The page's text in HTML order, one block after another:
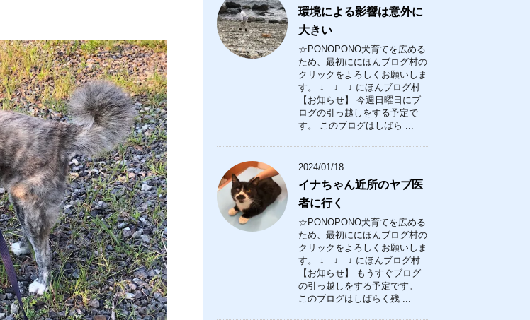
環境による影響は意外に
大きい
☆PONOPONO犬育てを広める
ため、最初ににほんブログ村の
クリックをよろしくお願いしま
す。 ↓ ↓ ↓ にほんブログ村
【お知らせ】 今週日曜日にブ
ログの引っ越しをする予定で
す。 このブログはしばら ...
2024/01/18
イナちゃん近所のヤブ医
者に行く
☆PONOPONO犬育てを広める
ため、最初ににほんブログ村の
クリックをよろしくお願いしま
す。 ↓ ↓ ↓ にほんブログ村
【お知らせ】 もうすぐブログ
の引っ越しをする予定です。
このブログはしばらく残 ...